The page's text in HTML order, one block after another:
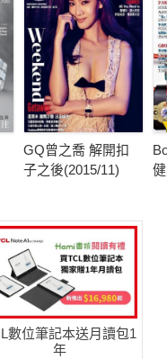
搭上四年一度世界盃足
的大專題，來看看你所
受陽光、沙灘和足球？
在你那張裝了多媒體設
最盛大體育賽事時所須
論是為自己所支持的球
國外球隊時那一往無前
。場下的我們「喊
而他們又是怎麼面對他
GQ曾之喬 解開扣
子之後(2015/11)
數位筆記本送月讀包1
年